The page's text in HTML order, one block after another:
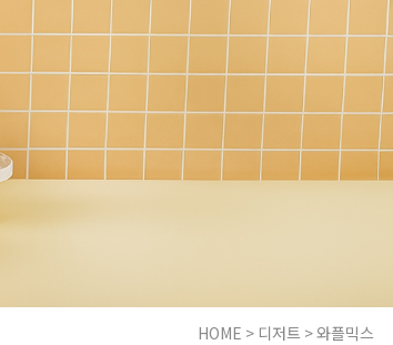
HOME > 디저트 >와플믹스